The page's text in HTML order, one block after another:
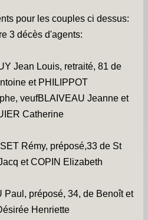
-
-
-
pour les couples ci dessus:
3 décès d'agents:
Jean Louis, retraité, 81 de
et PHILIPPOT
Jeanne et
Catherine
Rémy, préposé,33 de St
et COPIN Elizabeth
Paul, préposé, 34, de Benoît et
Henriette